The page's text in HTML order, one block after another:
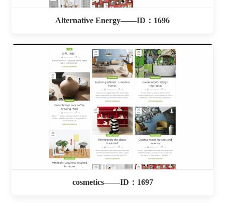
Alternative Energy——ID：1696
cosmetics——ID：1697